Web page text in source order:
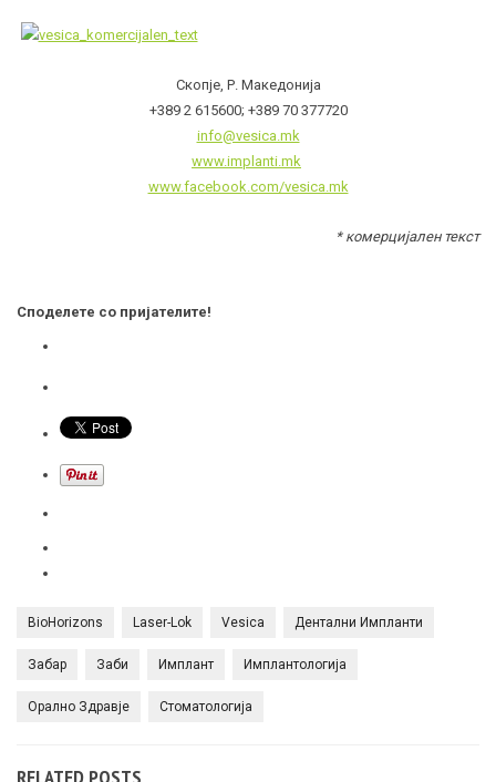
Скопје, Р. Македонија
+389 2 615600; +389 70 377720
info@vesica.mk
www.implanti.mk
www.facebook.com/vesica.mk
* комерцијален текст
Споделете со пријателите!
BioHorizons Laser-Lok Vesica Дентални Импланти
Забар Заби Имплант Имплантологија
Орално Здравје Стоматологија